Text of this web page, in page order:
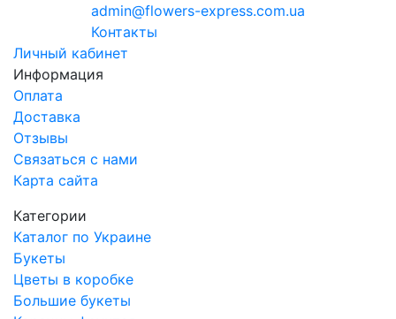
admin@flowers-express.com.ua
Контакты
Личный кабинет
Информация
Оплата
Доставка
Отзывы
Связаться с нами
Карта сайта
Категории
Каталог по Украине
Букеты
Цветы в коробке
Большие букеты